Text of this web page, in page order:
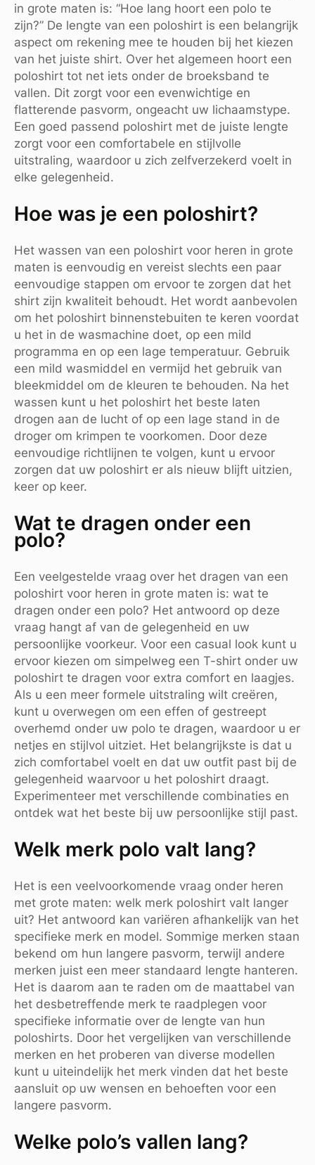
in grote maten is: “Hoe lang hoort een polo te
zijn?” De lengte van een poloshirt is een belangrijk
aspect om rekening mee te houden bij het kiezen
van het juiste shirt. Over het algemeen hoort een
poloshirt tot net iets onder de broeksband te
vallen. Dit zorgt voor een evenwichtige en
flatterende pasvorm, ongeacht uw lichaamstype.
Een goed passend poloshirt met de juiste lengte
zorgt voor een comfortabele en stijlvolle
uitstraling, waardoor u zich zelfverzekerd voelt in
elke gelegenheid.
Hoe was je een poloshirt?
Het wassen van een poloshirt voor heren in grote
maten is eenvoudig en vereist slechts een paar
eenvoudige stappen om ervoor te zorgen dat het
shirt zijn kwaliteit behoudt. Het wordt aanbevolen
om het poloshirt binnenstebuiten te keren voordat
u het in de wasmachine doet, op een mild
programma en op een lage temperatuur. Gebruik
een mild wasmiddel en vermijd het gebruik van
bleekmiddel om de kleuren te behouden. Na het
wassen kunt u het poloshirt het beste laten
drogen aan de lucht of op een lage stand in de
droger om krimpen te voorkomen. Door deze
eenvoudige richtlijnen te volgen, kunt u ervoor
zorgen dat uw poloshirt er als nieuw blijft uitzien,
keer op keer.
Wat te dragen onder een
polo?
Een veelgestelde vraag over het dragen van een
poloshirt voor heren in grote maten is: wat te
dragen onder een polo? Het antwoord op deze
vraag hangt af van de gelegenheid en uw
persoonlijke voorkeur. Voor een casual look kunt u
ervoor kiezen om simpelweg een T-shirt onder uw
poloshirt te dragen voor extra comfort en laagjes.
Als u een meer formele uitstraling wilt creëren,
kunt u overwegen om een effen of gestreept
overhemd onder uw polo te dragen, waardoor u er
netjes en stijlvol uitziet. Het belangrijkste is dat u
zich comfortabel voelt en dat uw outfit past bij de
gelegenheid waarvoor u het poloshirt draagt.
Experimenteer met verschillende combinaties en
ontdek wat het beste bij uw persoonlijke stijl past.
Welk merk polo valt lang?
Het is een veelvoorkomende vraag onder heren
met grote maten: welk merk poloshirt valt langer
uit? Het antwoord kan variëren afhankelijk van het
specifieke merk en model. Sommige merken staan
bekend om hun langere pasvorm, terwijl andere
merken juist een meer standaard lengte hanteren.
Het is daarom aan te raden om de maattabel van
het desbetreffende merk te raadplegen voor
specifieke informatie over de lengte van hun
poloshirts. Door het vergelijken van verschillende
merken en het proberen van diverse modellen
kunt u uiteindelijk het merk vinden dat het beste
aansluit op uw wensen en behoeften voor een
langere pasvorm.
Welke polo’s vallen lang?